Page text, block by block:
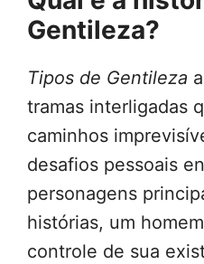
Gentileza?
Tipos de Gentileza
tramas interligadas
caminhos
desafios pessoais
personagens
histórias, um
controle de sua